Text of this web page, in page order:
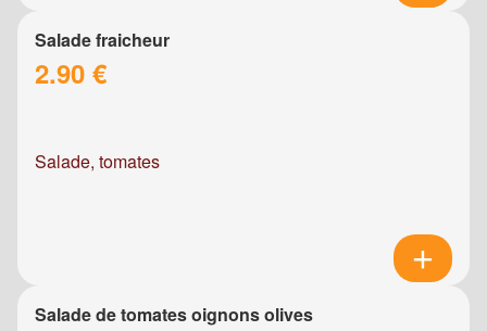
Salade fraicheur
2.90 €
Salade, tomates
Salade de tomates oignons olives